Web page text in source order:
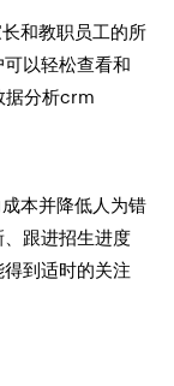
和教职员工的所
以轻松查看和
成本并降低人为错
跟进招生进度
到适时的关注